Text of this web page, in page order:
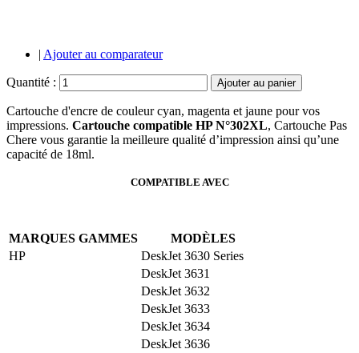
| Ajouter au comparateur
Quantité : Ajouter au panier
Cartouche d'encre de couleur cyan, magenta et jaune pour vos
impressions. Cartouche compatible HP N°302XL, Cartouche Pas
Chere vous garantie la meilleure qualité d’impression ainsi qu’une
capacité de 18ml.
COMPATIBLE AVEC
MARQUES GAMMES
MODÈLES
HP
DeskJet 3630 Series
DeskJet 3631
DeskJet 3632
DeskJet 3633
DeskJet 3634
DeskJet 3636